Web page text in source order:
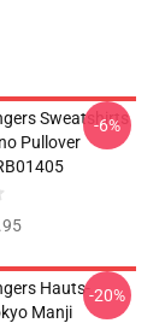
Sweatshirts
Pullover
-6%
Hauts-
Manji
-20%